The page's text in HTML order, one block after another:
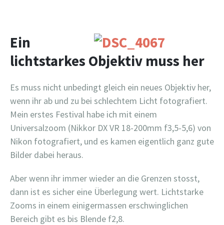
Ein
lichtstarkes Objektiv muss her
Es muss nicht unbedingt gleich ein neues Objektiv her,
wenn ihr ab und zu bei schlechtem Licht fotografiert.
Mein erstes Festival habe ich mit einem
Universalzoom (Nikkor DX VR 18-200mm f3,5-5,6) von
Nikon fotografiert, und es kamen eigentlich ganz gute
Bilder dabei heraus.
Aber wenn ihr immer wieder an die Grenzen stosst,
dann ist es sicher eine Überlegung wert. Lichtstarke
Zooms in einem einigermassen erschwinglichen
Bereich gibt es bis Blende f2,8.